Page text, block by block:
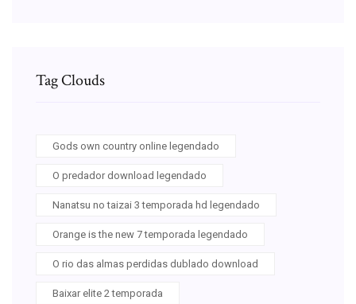
Tag Clouds
Gods own country online legendado
O predador download legendado
Nanatsu no taizai 3 temporada hd legendado
Orange is the new 7 temporada legendado
O rio das almas perdidas dublado download
Baixar elite 2 temporada